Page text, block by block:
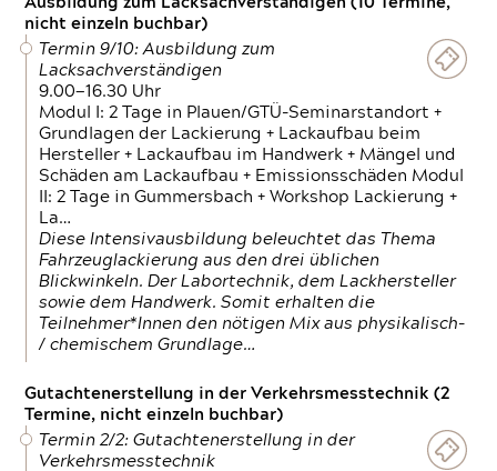
nicht einzeln buchbar)
Termin 9/10: Ausbildung zum
Lacksachverständigen
9.00—16.30 Uhr
Modul I: 2 Tage in Plauen/GTÜ-Seminarstandort +
Grundlagen der Lackierung + Lackaufbau beim
Hersteller + Lackaufbau im Handwerk + Mängel und
Schäden am Lackaufbau + Emissionsschäden Modul
II: 2 Tage in Gummersbach + Workshop Lackierung +
La…
Diese Intensivausbildung beleuchtet das Thema
Fahrzeuglackierung aus den drei üblichen
Blickwinkeln. Der Labortechnik, dem Lackhersteller
sowie dem Handwerk. Somit erhalten die
Teilnehmer*Innen den nötigen Mix aus physikalisch-
/ chemischem Grundlage…
Gutachtenerstellung in der Verkehrsmesstechnik (2
Termine, nicht einzeln buchbar)
Termin 2/2: Gutachtenerstellung in der
Verkehrsmesstechnik